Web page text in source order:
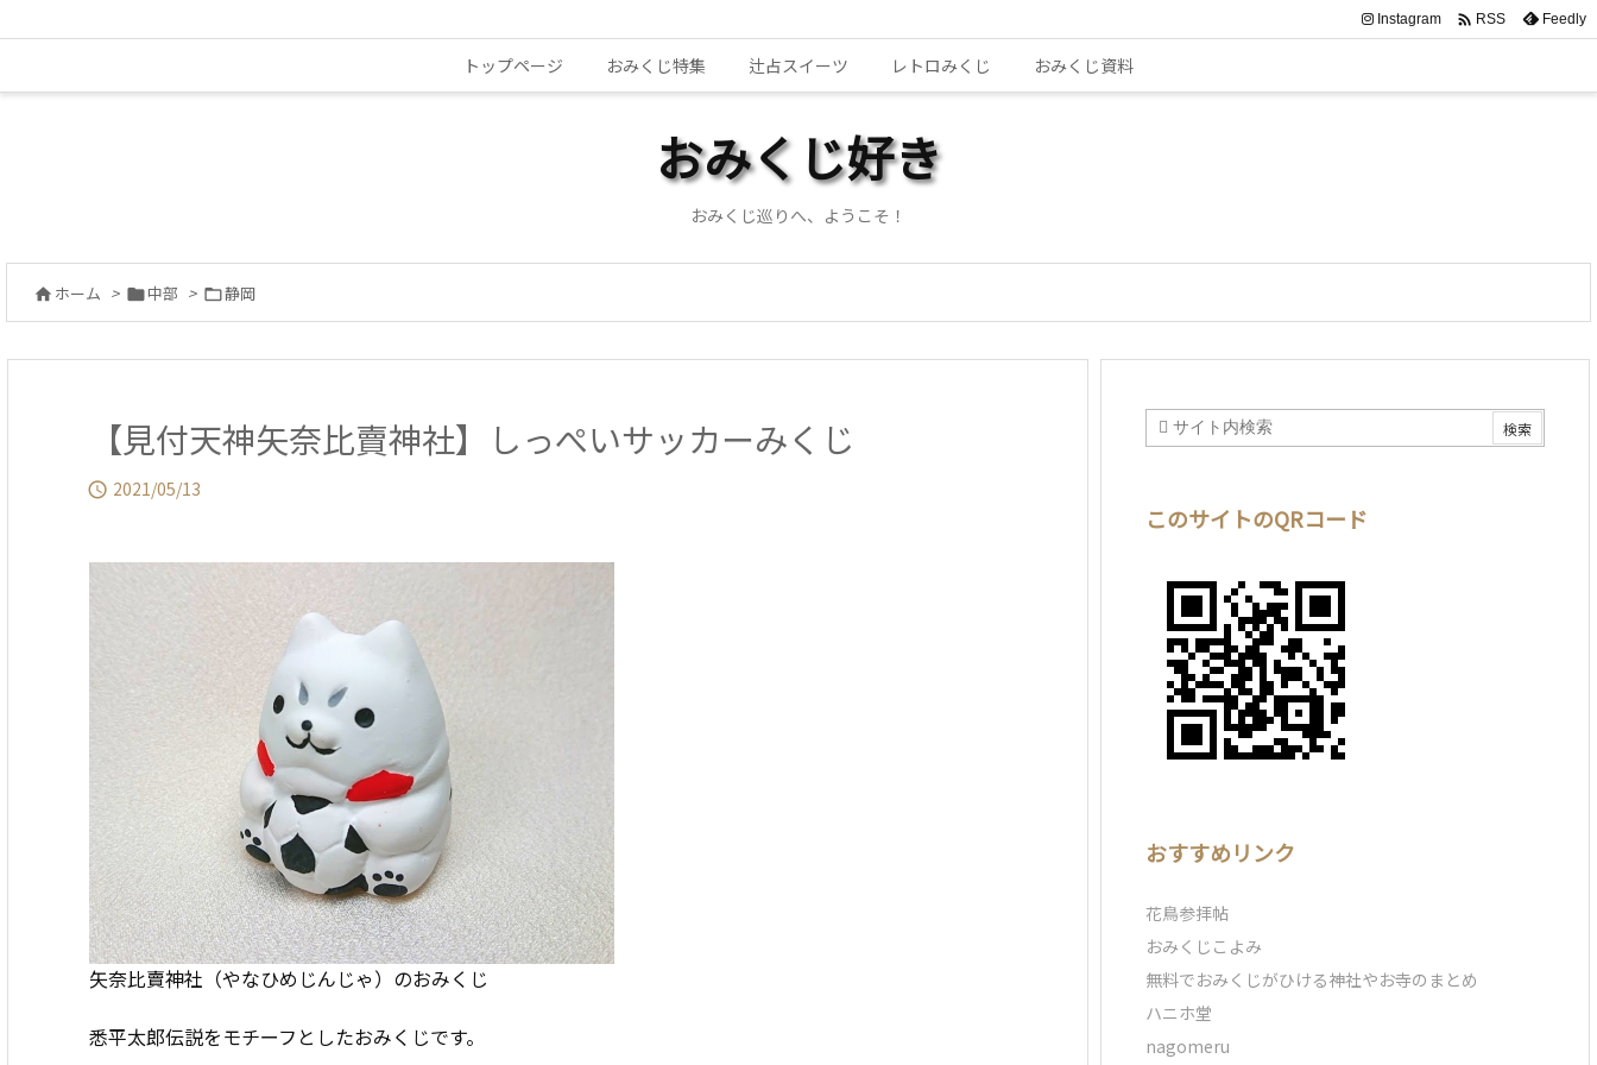
トップページ おみくじ特集 辻占スイーツ レトロみくじ おみくじ資料
Instagram  RSS Feedly
おみくじ好き
おみくじ巡りへ、ようこそ！
 ホーム > 中部 > 静岡
【見付天神矢奈比賣神社】しっぺいサッカーみくじ
 2021/05/13
矢奈比賣神社（やなひめじんじゃ）のおみくじ
悉平太郎伝説をモチーフとしたおみくじです。
このサイトのQRコード
おすすめリンク
花鳥参拝帖
おみくじこよみ
無料でおみくじがひける神社やお寺のまとめ
ハニホ堂
nagomeru